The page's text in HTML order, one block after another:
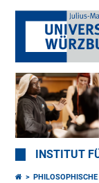
INSTITUT
PHILOSOPHISCHE